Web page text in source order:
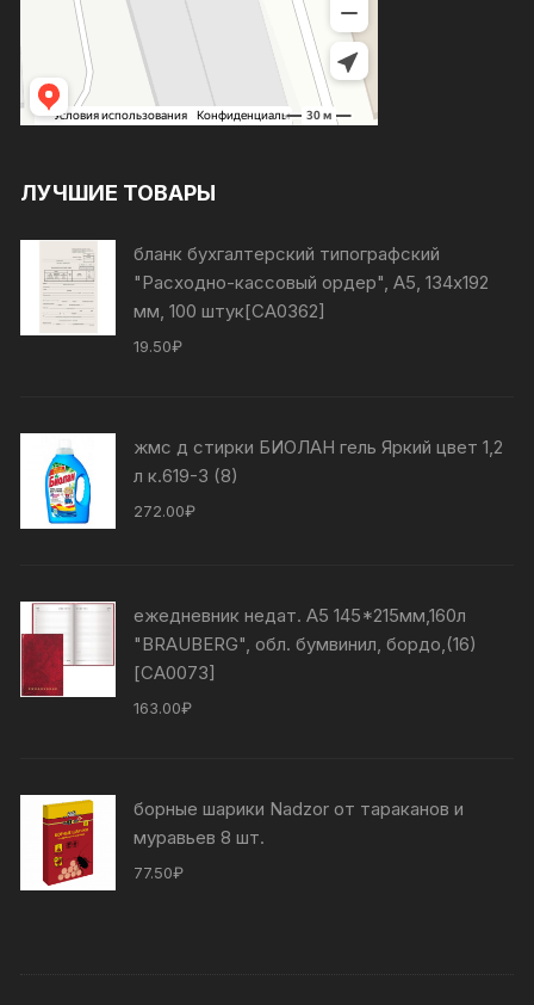
ЛУЧШИЕ ТОВАРЫ
бланк бухгалтерский типографский
"Расходно-кассовый ордер", А5, 134х192
мм, 100 штук[СА0362]
19.50₽
жмс д стирки БИОЛАН гель Яркий цвет 1,2
л к.619-3 (8)
272.00₽
ежедневник недат. А5 145*215мм,160л
"BRAUBERG", обл. бумвинил, бордо,(16)
[СА0073]
163.00₽
борные шарики Nadzor от тараканов и
муравьев 8 шт.
77.50₽